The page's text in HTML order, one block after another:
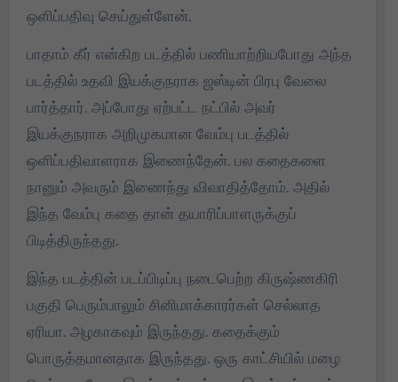
ஒளிப்பதிவு செய்துள்ளேன்.
பாதாம் கீர் என்கிற படத்தில் பணியாற்றியபோது அந்த
படத்தில் உதவி இயக்குநராக ஜஸ்டின் பிரபு வேலை
பார்த்தார். அப்போது ஏற்பட்ட நட்பில் அவர்
இயக்குநராக அறிமுகமான வேம்பு படத்தில்
ஒளிப்பதிவாளராக இணைந்தேன். பல கதைகளை
நானும் அவரும் இணைந்து விவாதித்தோம். அதில்
இந்த வேம்பு கதை தான் தயாரிப்பாளருக்குப்
பிடித்திருந்தது.
இந்த படத்தின் படப்பிடிப்பு நடைபெற்ற கிருஷ்ணகிரி
பகுதி பெரும்பாலும் சினிமாக்காரர்கள் செல்லாத
ஏரியா. அழகாகவும் இருந்தது. கதைக்கும்
பொருத்தமானதாக இருந்தது. ஒரு காட்சியில் மழை